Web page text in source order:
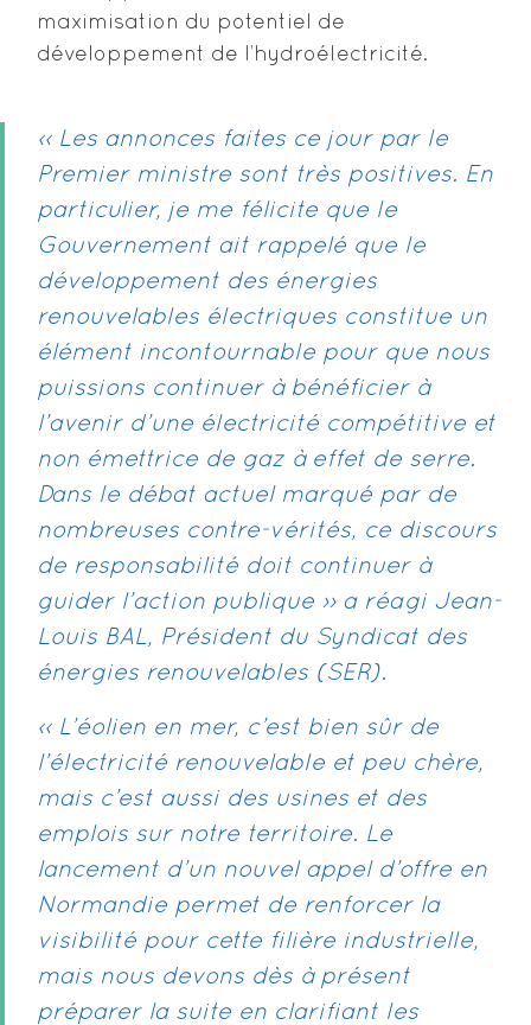
maximisation du potentiel de
développement de l’hydroélectricité.
‹‹ Les annonces faites ce jour par le
Premier ministre sont très positives. En
particulier, je me félicite que le
Gouvernement ait rappelé que le
développement des énergies
renouvelables électriques constitue un
élément incontournable pour que nous
puissions continuer à bénéficier à
l’avenir d’une électricité compétitive et
non émettrice de gaz à effet de serre.
Dans le débat actuel marqué par de
nombreuses contre-vérités, ce discours
de responsabilité doit continuer à
guider l’action publique ›› a réagi Jean-
Louis BAL, Président du Syndicat des
énergies renouvelables (SER).
‹‹ L’éolien en mer, c’est bien sûr de
l’électricité renouvelable et peu chère,
mais c’est aussi des usines et des
emplois sur notre territoire. Le
lancement d’un nouvel appel d’offre en
Normandie permet de renforcer la
visibilité pour cette filière industrielle,
mais nous devons dès à présent
préparer la suite en clarifiant les